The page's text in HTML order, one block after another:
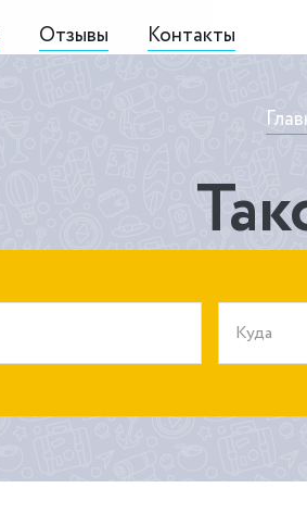
Отзывы Контакты
Куда